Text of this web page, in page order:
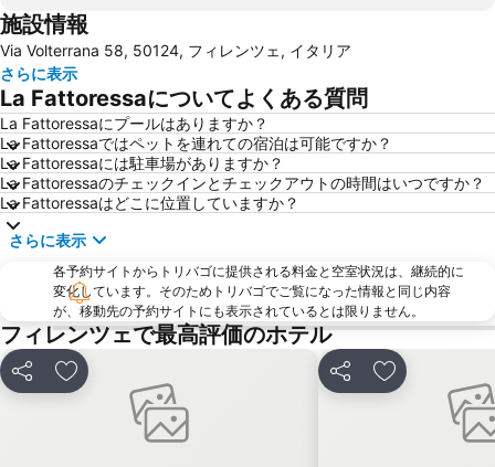
Galleria degli Uffizi
Stazione di Prato Centrale
ジョットの鐘楼
San Lorenzo Market
Mercato di San Lorenzo
(ピエンツァ)フィレンツェ歴史地区
ダビデ像 (ミケランジェロ)
The Westin Excelsior
Il Prato
Officina Profumo Farmaceutica di Santa Maria Novella
Brunelleschi
サンタ・クローチェ教会
Basilica of St Lawrence
Firenze Festival
パラッツォ・コムナーレ
Soffiano
Palazzo Strozzi
Piazza della Repubblica
Via dei Calzaiuoli
Badia Fiorentina
カンポ ディ マルテ
施設情報
Via Volterrana 58, 50124, フィレンツェ, イタリア
さらに表示
La Fattoressaについてよくある質問
La Fattoressaにプールはありますか？
La Fattoressaではペットを連れての宿泊は可能ですか？
La Fattoressaには駐車場がありますか？
La Fattoressaのチェックインとチェックアウトの時間はいつですか？
La Fattoressaはどこに位置していますか？
さらに表示
各予約サイトからトリバゴに提供される料金と空室状況は、継続的に
変化しています。そのためトリバゴでご覧になった情報と同じ内容
が、移動先の予約サイトにも表示されているとは限りません。
フィレンツェで最高評価のホテル
シェア お気に入りに追加 シェア お気に入りに